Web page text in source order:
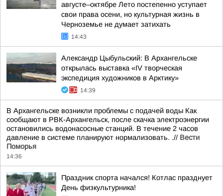
августе–октябре Лето постепенно уступает
свои права осени, но культурная жизнь в
Черноземье не думает затихать
14:43
Александр Цыбульский: В Архангельске
открылась выставка «IV творческая
экспедиция художников в Арктику»
14:39
В Архангельске возникли проблемы с подачей воды Как
сообщают в РВК-Архангельск, после скачка электроэнергии
остановились водонасосные станций. В течение 2 часов
давление в системе планируют нормализовать. .// Вести
Поморья
14:36
Праздник спорта начался! Котлас празднует
День физкультурника!